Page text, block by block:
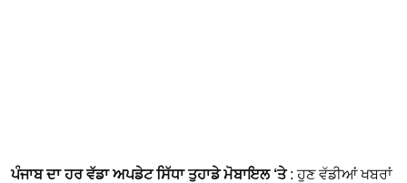
ਪੰਜਾਬ ਦਾ ਹਰ ਵੱਡਾ ਅਪਡੇਟ ਸਿੱਧਾ ਤੁਹਾਡੇ ਮੋਬਾਇਲ ‘ਤੇ: ਹੁਣ ਵੱਡੀਆਂ ਖਬਰਾਂ